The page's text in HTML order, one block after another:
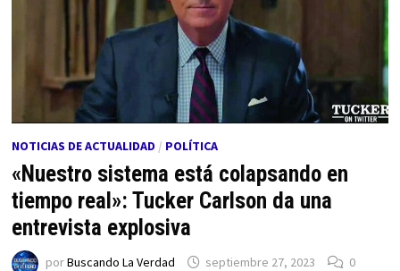
NOTICIAS DE ACTUALIDAD / POLÍTICA
«Nuestro sistema está colapsando en
tiempo real»: Tucker Carlson da una
entrevista explosiva
porBuscando La Verdad septiembre 27, 2023 0